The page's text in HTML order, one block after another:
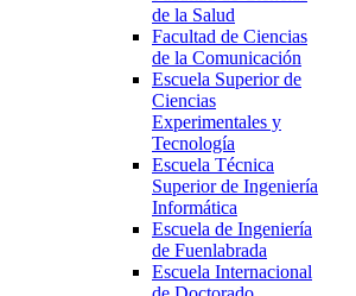
de la Salud
Facultad de Ciencias
de la Comunicación
Escuela Superior de
Ciencias
Experimentales y
Tecnología
Escuela Técnica
Superior de Ingeniería
Informática
Escuela de Ingeniería
de Fuenlabrada
Escuela Internacional